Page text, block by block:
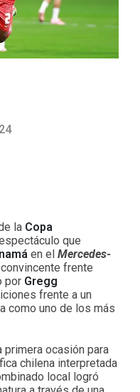
la Copa
que
en el Mercedes-
frente
por Gregg
frente a un
como uno de los más
primera ocasión para
chilena interpretada
local logró